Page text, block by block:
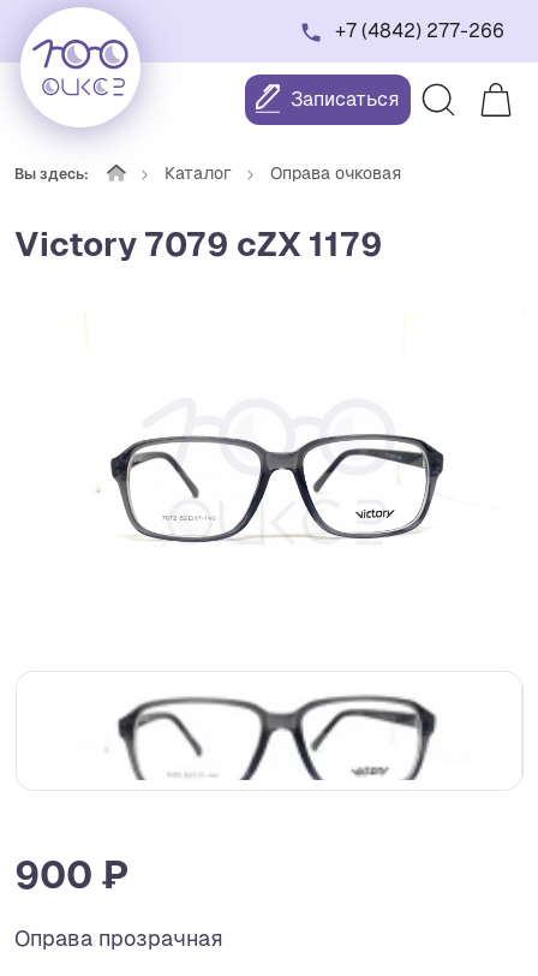
+7 (4842) 277-266
Записаться
Вы здесь: Каталог Оправа очковая
Victory 7079 cZX 1179
900 ₽
Оправа прозрачная